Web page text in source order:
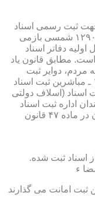
ثبت رسمی اسناد
مراجعان، به قانون ثبت اسناد مصوب سال ۱۲۹۰ شمسی بازمی
دفاتر اسناد
مطابق قانون یاد
مردم، دوایر ثبت
اسناد به عنوان نهادی دولتی، از دو قسمت ۱ ـ مباشرین ثبت اسناد
اسناد (اسلاف دولتی
اداره ثبت اسناد
واملاك محسوب می گردیدند كه وظایف آنان در ماده ۴۷ قانون
اسناد ثبت شده.
ء
ثبت امانت می گذارند